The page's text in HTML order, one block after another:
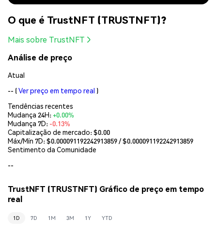
O que é TrustNFT (TRUSTNFT)?
Mais sobre TrustNFT
Análise de preço
Atual
-- (Ver preço em tempo real )
Tendências recentes
Mudança 24H:+0.00%
Mudança 7D: -0.13%
Capitalização de mercado:$0.00
Máx/Mín 7D: $0.000091192242913859/ $0.000091192242913859
Sentimento da Comunidade
--
TrustNFT (TRUSTNFT) Gráfico de preço em tempo
real
1D 7D 1M 3M 1Y YTD